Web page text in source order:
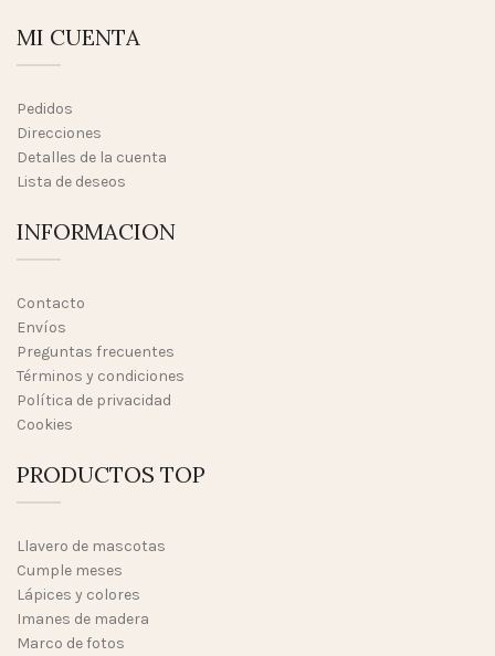
MI CUENTA
Pedidos
Direcciones
Detalles de la cuenta
Lista de deseos
INFORMACION
Contacto
Envíos
Preguntas frecuentes
Términos y condiciones
Política de privacidad
Cookies
PRODUCTOS TOP
Llavero de mascotas
Cumple meses
Lápices y colores
Imanes de madera
Marco de fotos